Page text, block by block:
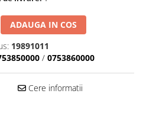
ADAUGA IN COS
19891011
/ 0753860000
Cere informatii